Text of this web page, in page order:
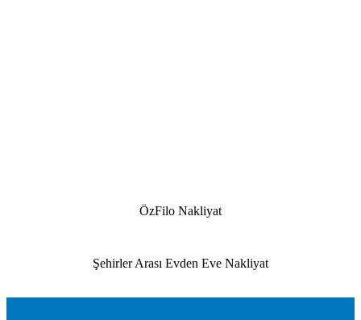
ÖzFilo Nakliyat
Şehirler Arası Evden Eve Nakliyat